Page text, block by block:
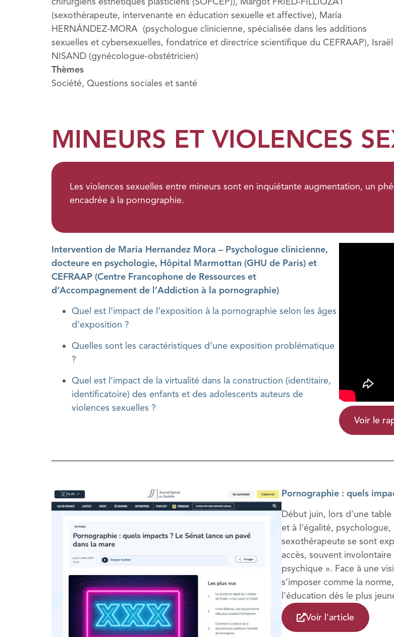
(sexothérapeute, intervenante en éducation sexuelle et affective), María
HERNÁNDEZ-MORA (psychologue clinicienne, spécialisée dans les additions
sexuelles et cybersexuelles, fondatrice et directrice scientifique du CEFRAAP), Israël
NISAND (gynécologue-obstétricien)
Thèmes
Société, Questions sociales et santé
MINEURS ET VIOLENCES
Les violences sexuelles entre mineurs sont en inquiétante augmentation, un
encadrée à la pornographie.
Intervention de Maria Hernandez Mora – Psychologue clinicienne,
docteure en psychologie, Hôpital Marmottan (GHU de Paris) et
CEFRAAP (Centre Francophone de Ressources et
d’Accompagnement de l’Addiction à la pornographie)
Quel est l’impact de l’exposition à la pornographie selon les âges
d’exposition ?
Quelles sont les caractéristiques d’une exposition problématique
?
Quel est l’impact de la virtualité dans la construction (identitaire,
identificatoire) des enfants et des adolescents auteurs de
violences sexuelles ?
Voir le
Pornographie : quels
Début juin, lors d’une
et à l’égalité,
sexothérapeute se sont
accès, souvent
psychique ». Face à une
s’imposer comme la
l’éducation dès le plus
Voir l'article